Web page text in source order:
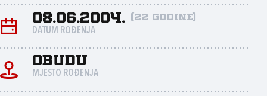
08.06.2004. (22 godine)
DATUM ROĐENJA
Obudu
MJESTO ROĐENJA